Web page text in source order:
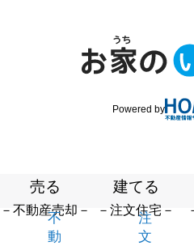
Powered by
売る
－不動産売却－
不
動
建てる
－注文住宅－
注
文